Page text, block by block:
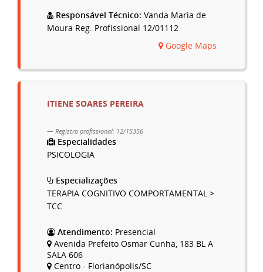
Responsável Técnico: Vanda Maria de
Moura Reg. Profissional 12/01112
Google Maps
ITIENE SOARES PEREIRA
Registro profissional: 12/15356
Especialidades
PSICOLOGIA
Especializações
TERAPIA COGNITIVO COMPORTAMENTAL >
TCC
Atendimento: Presencial
Avenida Prefeito Osmar Cunha, 183 BL A
SALA 606
Centro - Florianópolis/SC